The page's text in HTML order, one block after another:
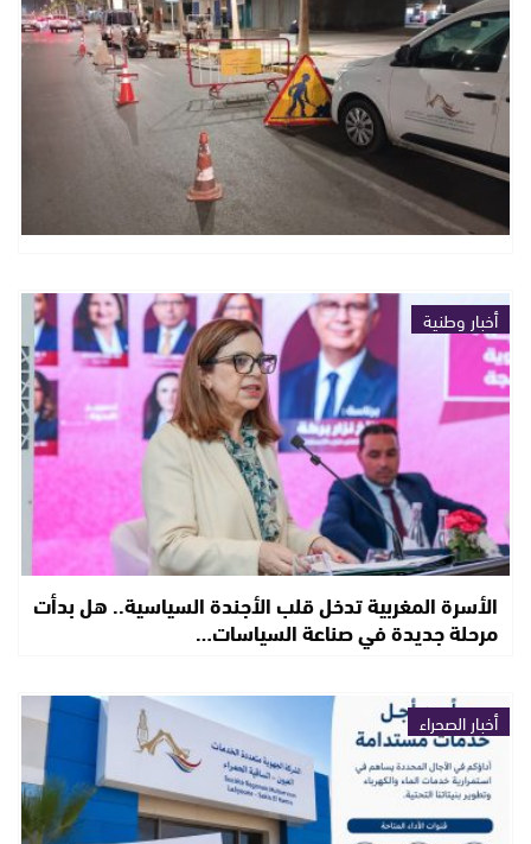
أخبار وطنية
الأسرة المغربية تدخل قلب الأجندة السياسية.. هل بدأت
مرحلة جديدة في صناعة السياسات…
أخبار الصحراء